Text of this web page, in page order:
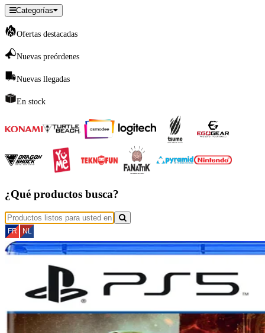
Categorías
Ofertas destacadas
Nuevas preórdenes
Nuevas llegadas
En stock
¿Qué productos busca?